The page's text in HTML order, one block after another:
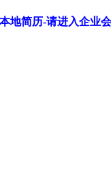
地简历-请进入企业